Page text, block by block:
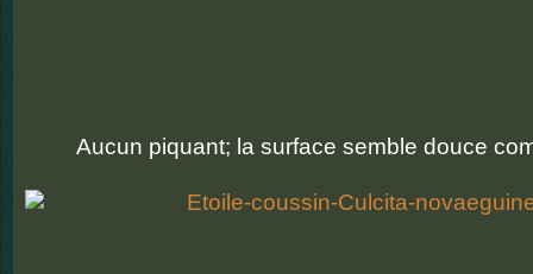
Aucun piquant; la surface semble douce